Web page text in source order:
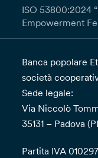
ISO 53800:2024
Empowerment
Banca popolare
società
Sede legale:
Via Niccolò
35131 – Padova
Partita IVA